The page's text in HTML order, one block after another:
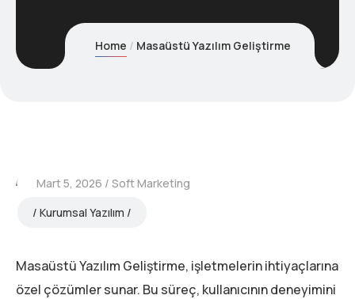
Home Masaüstü Yazılım Geliştirme
Mart 5, 2026
Soft Marketing
Kurumsal Yazılım
Masaüstü Yazılım Geliştirme, işletmelerin ihtiyaçlarına
özel çözümler sunar. Bu süreç, kullanıcının deneyimini